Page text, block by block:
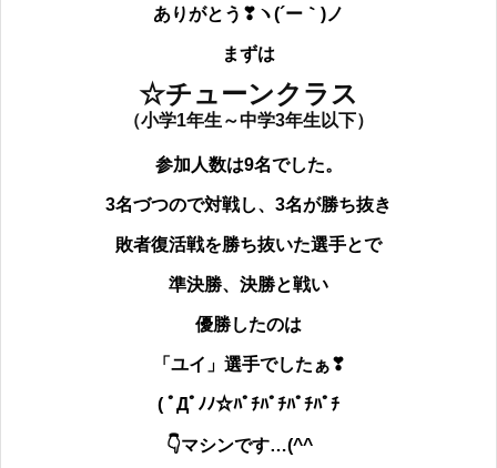
ありがとう❣ヽ(´ー｀)ノ
まずは
☆チューンクラス
（小学1年生～中学3年生以下）
参加人数は9名でした。
3名づつので対戦し、3名が勝ち抜き
敗者復活戦を勝ち抜いた選手とで
準決勝、決勝と戦い
優勝したのは
「ユイ」選手でしたぁ❣
( ﾟДﾟﾉﾉ☆ﾊﾟﾁﾊﾟﾁﾊﾟﾁﾊﾟﾁ
👇マシンです…(^^ゞ